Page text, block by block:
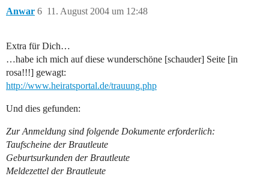
Anwar 11. August 2004 um 12:48
6
Extra für Dich…
…habe ich mich auf diese wunderschöne [schauder] Seite [in
rosa!!!] gewagt:
http://www.heiratsportal.de/trauung.php
Und dies gefunden:
Zur Anmeldung sind folgende Dokumente erforderlich:
Taufscheine der Brautleute
Geburtsurkunden der Brautleute
Meldezettel der Brautleute